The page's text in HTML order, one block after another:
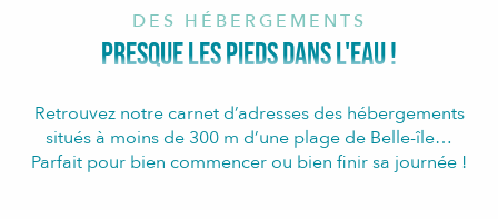
DES HÉBERGEMENTS
PRESQUE LES PIEDS DANS L'EAU !
Retrouvez notre carnet d’adresses des hébergements
situés à moins de 300 m d’une plage de Belle-île…
Parfait pour bien commencer ou bien finir sa journée !